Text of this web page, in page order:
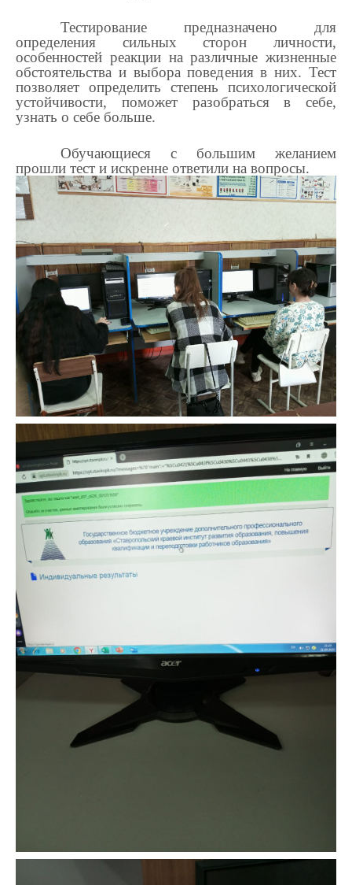
Тестирование предназначено для
определения сильных сторон личности,
особенностей реакции на различные жизненные
обстоятельства и выбора поведения в них. Тест
позволяет определить степень психологической
устойчивости, поможет разобраться в себе,
узнать о себе больше.
Обучающиеся с большим желанием
прошли тест и искренне ответили на вопросы.